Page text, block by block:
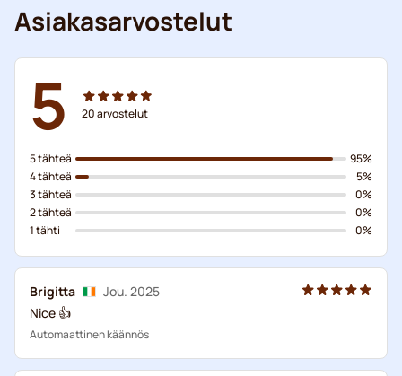
Asiakasarvostelut
5 20arvostelut
5 tähteä
4 tähteä
3 tähteä
2 tähteä
1 tähti
95%
5%
0%
0%
0%
Brigitta
Jou. 2025
Nice 👍
Automaattinen käännös